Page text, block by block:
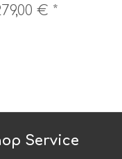
€ *
Service